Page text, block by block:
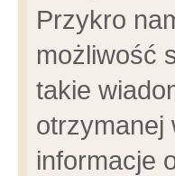
Przykro
możliwość
takie
otrzymanej
informacje